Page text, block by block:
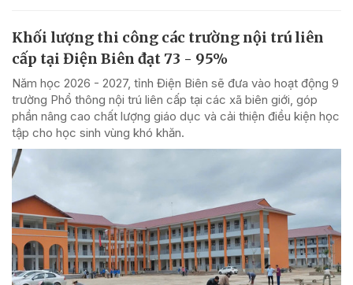
Khối lượng thi công các trường nội trú liên
cấp tại Điện Biên đạt 73 - 95%
Năm học 2026 - 2027, tỉnh Điện Biên sẽ đưa vào hoạt động 9
trường Phổ thông nội trú liên cấp tại các xã biên giới, góp
phần nâng cao chất lượng giáo dục và cải thiện điều kiện học
tập cho học sinh vùng khó khăn.